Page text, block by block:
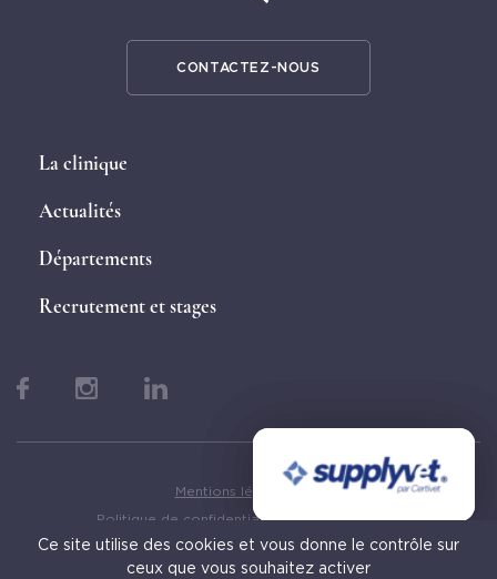
CONTACTEZ-NOUS
La clinique
Actualités
Départements
Recrutement et stages
Mentions légales
Politique de confidentialité des cookies
© 2026 Clinique de Grosbois
Ce site utilise des cookies et vous donne le contrôle sur
ceux que vous souhaitez activer